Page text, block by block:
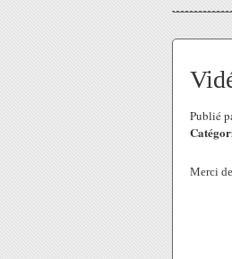
Publié
Merci